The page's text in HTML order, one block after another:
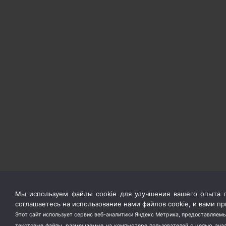
Мы используем файлы cookie для улучшения вашего опыта
соглашаетесь на использование нами файлов cookie, и вами
Этот сайт использует сервис веб-аналитики Яндекс Метрика,